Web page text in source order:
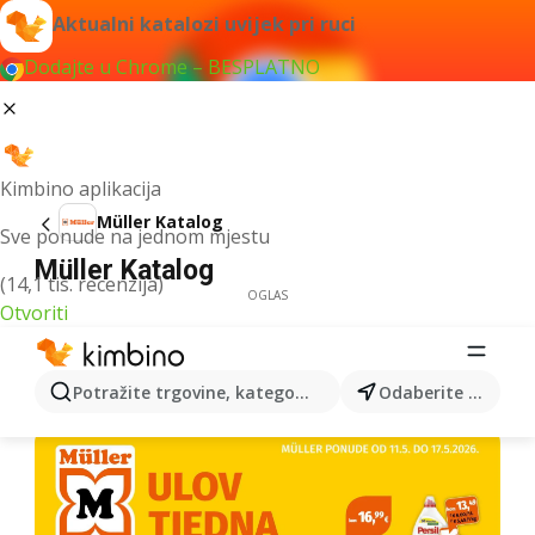
Aktualni katalozi uvijek pri ruci
Dodajte u Chrome – BESPLATNO
Kimbino aplikacija
Sve ponude na jednom mjestu
(14,1 tis. recenzija)
Otvoriti
Potražite trgovine, kategorije, proizvode... Odaberite grad
Müller Katalog
Müller Katalog
OGLAS